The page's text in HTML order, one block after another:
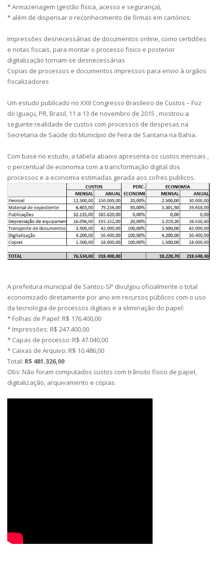
* Armazenagem (gestão física, acesso e segurança),
* além de dispensar o reconhecimento de firmas em cartórios.
Impressões desnecessárias de documentos online, como certidões
e notas fiscais, para montar o processo fisico e posterior
digitalização tornam-se desnecessárias
Copias de processos e documentos impressos para envio à orgãos
fiscalizadores
Um estudo publicado no XXII Congresso Brasileiro de Custos – Foz
do Iguaçu, PR, Brasil, 11 a 13 de novembro de 2015 , mostrou a
seguinte realidade de custos com processos de despesas na
Secretaria de Saúde do Município de Feira de Santana na Bahia.
Com base no estudo, a tabela abaixo apresenta os custos mensais ,
o percentual de economia com a transformação digital dos
processos e a economia estimadas gerada aos cofres publicos.
A prefeitura municipal de Santos-SP divulgou oficialmente o total
economizado diretamente por ano em recursos públicos com o uso
da tecnologia de processos digitais e a eliminação do papel:
* Folhas de Papel: R$ 176.400,00
* Impressões: R$ 247.400,00
* Capas de processo: R$ 47.040,00
* Caixas de Arquivo: R$ 10.486,00
Total: R$ 481.326,00
Obs: Não foram computados custos com trânsito fisico de papel,
digitalização, arquivamento e cópias.